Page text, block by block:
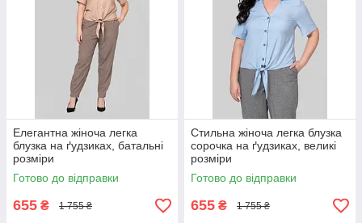
Елегантна жіноча легка
блузка на ґудзиках, батальні
розміри
Готово до відправки
655 ₴ 1 755 ₴
Стильна жіноча легка блузка
сорочка на ґудзиках, великі
розміри
Готово до відправки
655 ₴ 1 755 ₴